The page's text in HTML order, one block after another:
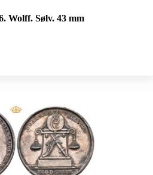
Wolff. Sølv. 43 mm